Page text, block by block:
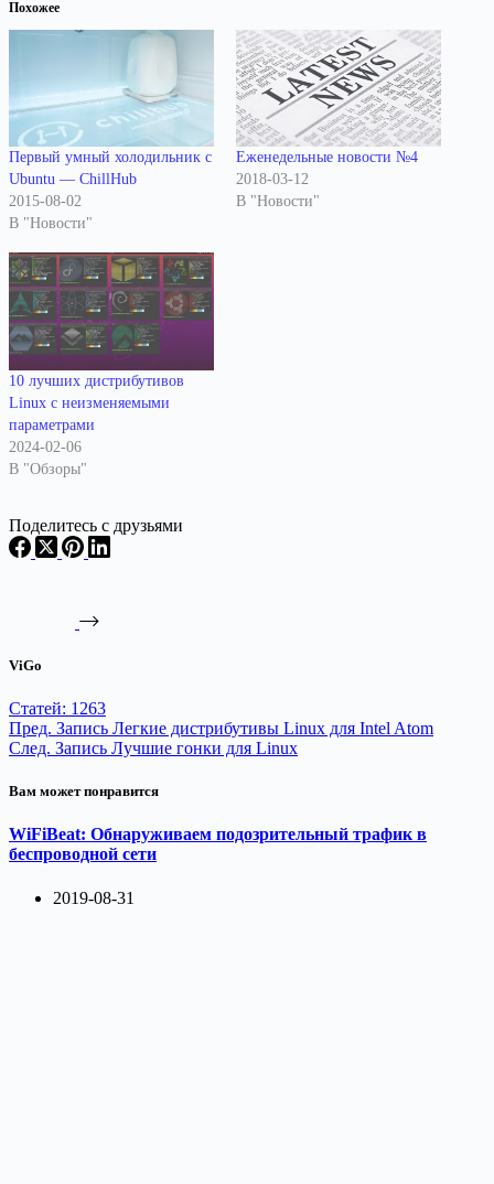
Похожее
Первый умный холодильник с
Ubuntu — ChillHub
2015-08-02
В "Новости"
Еженедельные новости №4
2018-03-12
В "Новости"
10 лучших дистрибутивов
Linux с неизменяемыми
параметрами
2024-02-06
В "Обзоры"
Поделитесь с друзьями
ViGo
Статей: 1263
Пред. Запись Легкие дистрибутивы Linux для Intel Atom
След. Запись Лучшие гонки для Linux
Вам может понравится
WiFiBeat: Обнаруживаем подозрительный трафик в
беспроводной сети
2019-08-31